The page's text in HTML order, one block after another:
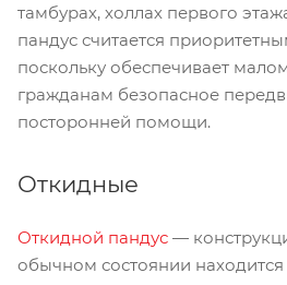
тамбурах, холлах первого
пандус считается
поскольку обеспечивает
гражданам безопасное
посторонней помощи.
Откидные
Откидной пандус —
обычном состоянии